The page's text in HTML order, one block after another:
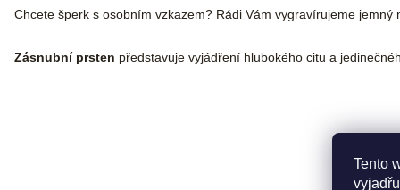
Tento
Chcete šperk s osobním vzkazem? Rádi Vám vygravírujeme
Zásnubní prsten představuje vyjádření hlubokého citu a